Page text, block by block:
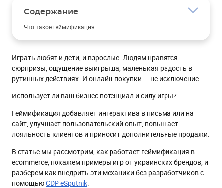
Содержание
Что такое геймификация
Роль геймификации в маркетинге
Привлечение и сбор лидов
Интерес и рассмотрение
Тренды геймификации 2025-2026
Геймификация как бизнес-инструмент
AMP в email: когда интерактив имеет смысл
Экологическая и социальная направленность
Создание игр без разработчиков
Играть любят и дети, и взрослые. Людям нравятся
сюрпризы, ощущение выигрыша, маленькая радость в
рутинных действиях. И онлайн-покупки — не исключение.
Использует ли ваш бизнес потенциал и силу игры?
Геймификация добавляет интерактива в письма или на
сайт, улучшает пользовательский опыт, повышает
лояльность клиентов и приносит дополнительные продажи.
В статье мы рассмотрим, как работает геймификация в
ecommerce, покажем примеры игр от украинских брендов, и
разберем как внедрить эти механики без разработчиков с
помощьюCDP eSputnik.